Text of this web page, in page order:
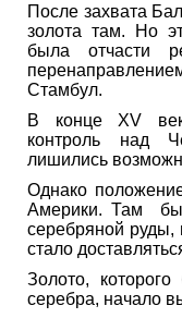
После захвата
золота там. Но
была отчасти
Стамбул.
В конце XV
контроль над
лишились
Однако
Америки. Там
серебряной руды,
стало
Золото,
серебра, начало